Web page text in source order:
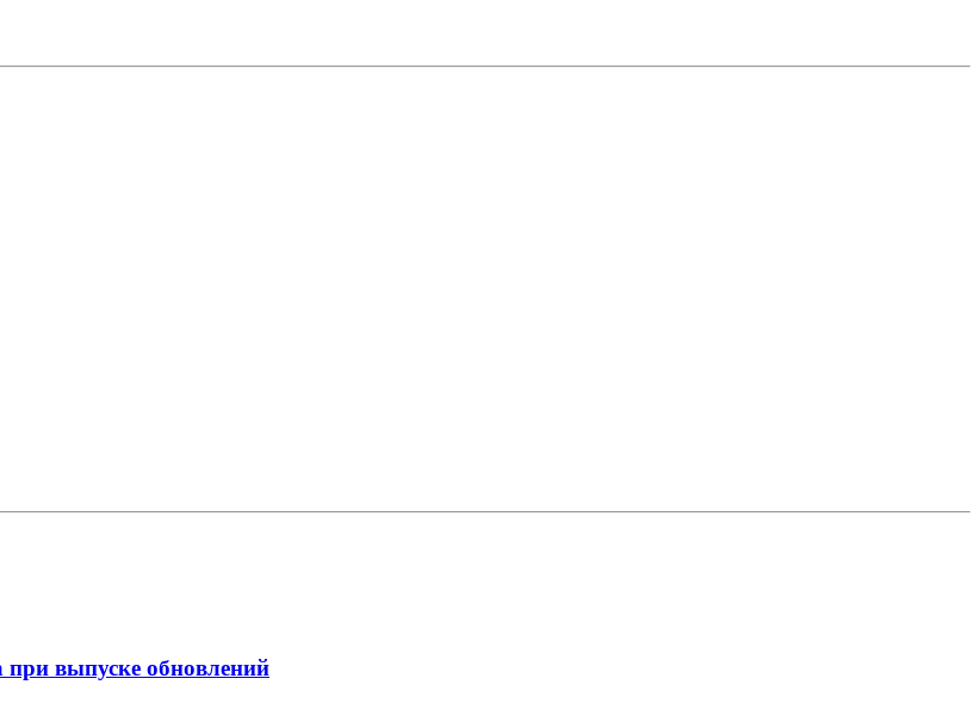
при выпуске обновлений